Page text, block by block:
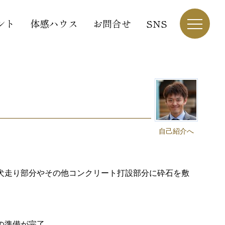
ト 体感ハウス お問合せ SNS
自己紹介へ
り部分やその他コンクリート打設部分に砕石を敷